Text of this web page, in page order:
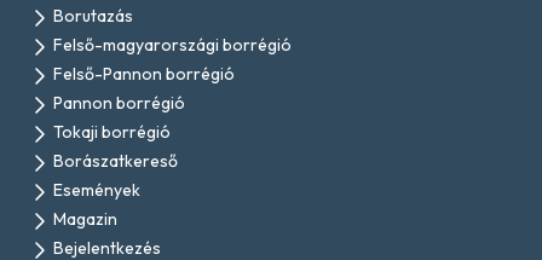
Borutazás
Felső-magyarországi borrégió
Felső-Pannon borrégió
Pannon borrégió
Tokaji borrégió
Borászatkereső
Események
Magazin
Bejelentkezés